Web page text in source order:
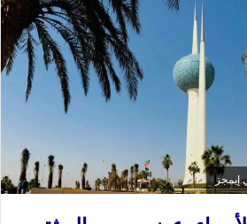
و
ن
ي
إيمجز